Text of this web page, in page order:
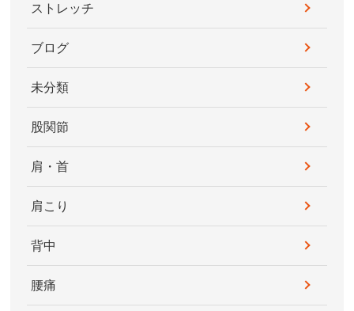
ストレッチ
ブログ
未分類
股関節
肩・首
肩こり
背中
腰痛